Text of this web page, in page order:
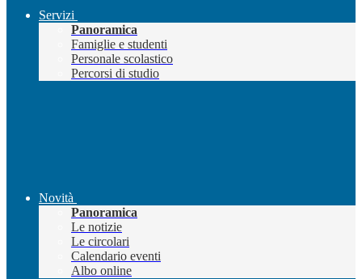
Servizi
Panoramica
Famiglie e studenti
Personale scolastico
Percorsi di studio
Novità
Panoramica
Le notizie
Le circolari
Calendario eventi
Albo online